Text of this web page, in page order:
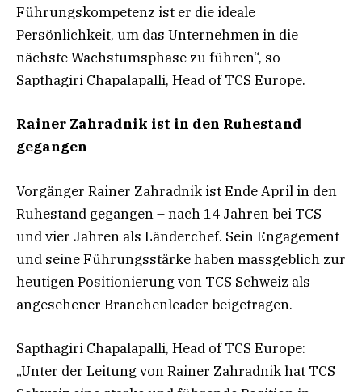
Führungskompetenz ist er die ideale
Persönlichkeit, um das Unternehmen in die
nächste Wachstumsphase zu führen“, so
Sapthagiri Chapalapalli, Head of TCS Europe.
Rainer Zahradnik ist in den Ruhestand
gegangen
Vorgänger Rainer Zahradnik ist Ende April in den
Ruhestand gegangen – nach 14 Jahren bei TCS
und vier Jahren als Länderchef. Sein Engagement
und seine Führungsstärke haben massgeblich zur
heutigen Positionierung von TCS Schweiz als
angesehener Branchenleader beigetragen.
Sapthagiri Chapalapalli, Head of TCS Europe:
„Unter der Leitung von Rainer Zahradnik hat TCS